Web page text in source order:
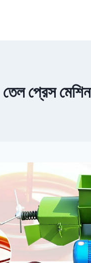
তেল প্রেস মেশিন